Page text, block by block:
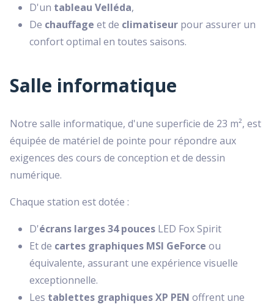
D'un tableau Velléda,
De chauffage et de climatiseur pour assurer un
confort optimal en toutes saisons.
Salle informatique
Notre salle informatique, d'une superficie de 23 m², est
équipée de matériel de pointe pour répondre aux
exigences des cours de conception et de dessin
numérique.
Chaque station est dotée :
D'écrans larges 34 pouces LED Fox Spirit
Et de cartes graphiques MSI GeForce ou
équivalente, assurant une expérience visuelle
exceptionnelle.
Les tablettes graphiques XP PEN offrent une